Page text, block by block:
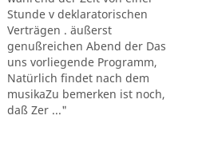
Stunde v deklaratorischen
Verträgen . äußerst
genußreichen Abend der Das
uns vorliegende Programm,
Natürlich findet nach dem
musikaZu bemerken ist noch,
daß Zer ..."